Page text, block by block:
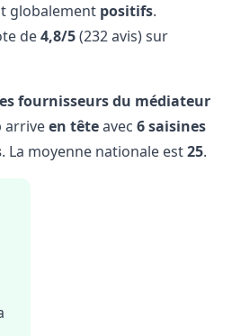
globalement positifs.
de4,8/5(232 avis) sur
fournisseurs du médiateur
arriveen têteavec 6 saisines
. La moyenne nationale est25.